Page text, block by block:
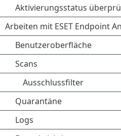
Aktivierungsstatus
Arbeiten mit ESET Endpoint
Benutzeroberfläche
Scans
Ausschlussfilter
Quarantäne
Logs